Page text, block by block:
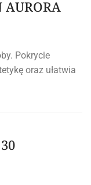
AURORA
Pokrycie
oraz ułatwia